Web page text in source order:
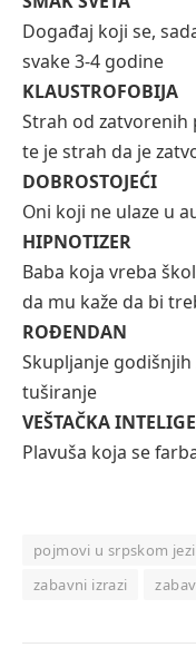
Događaj koji se,
svake 3-4 godine
KLAUSTROFOBIJA
Strah od zatvorenih
te je strah da je
DOBROSTOJEĆI
Oni koji ne ulaze u
HIPNOTIZER
Baba koja vreba
da mu kaže da bi
ROĐENDAN
Skupljanje godišnjih
tuširanje
VEŠTAČKA
Plavuša koja se
pojmovi u srpskom
zabavni izrazi